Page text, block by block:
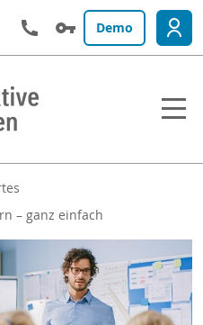
Demo
– ganz einfach